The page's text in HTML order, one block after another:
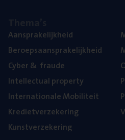
Aan­spra­ke­lijk­heid
Beroeps­aan­spra­ke­lijk­heid
Cyber& fraude
Intel­lec­tu­al property
Inter­na­ti­o­na­le Mobiliteit
Kre­diet­ver­ze­ke­ring
Kunst­ver­ze­ke­ring